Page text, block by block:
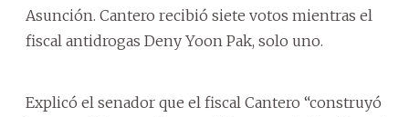
Asunción. Cantero recibió siete votos mientras el
fiscal antidrogas Deny Yoon Pak, solo uno.
Explicó el senador que el fiscal Cantero “construyó